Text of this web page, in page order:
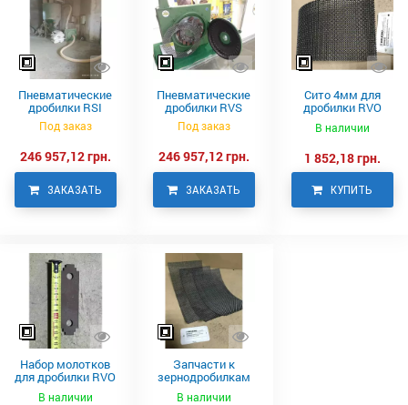
Пневматические
дробилки RSI
Под заказ
246 957,12 грн.
ЗАКАЗАТЬ
Пневматические
дробилки RVS
Под заказ
246 957,12 грн.
ЗАКАЗАТЬ
Сито 4мм для
дробилки RVO
В наличии
1 852,18 грн.
КУПИТЬ
Набор молотков
для дробилки RVO
Neuero
В наличии
Запчасти к
зернодробилкам
RVO
В наличии